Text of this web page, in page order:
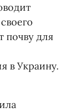
почву для
в Украину.